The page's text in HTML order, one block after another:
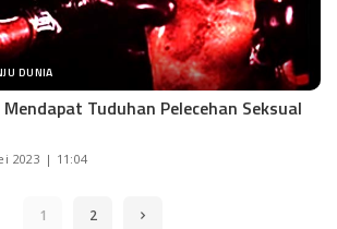
DUNIA
Tuduhan Pelecehan Seksual
2023 | 11:04
1 2